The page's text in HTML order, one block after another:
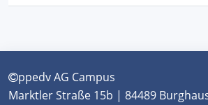
ppedv AG Campus
Marktler Straße 15b | 84489